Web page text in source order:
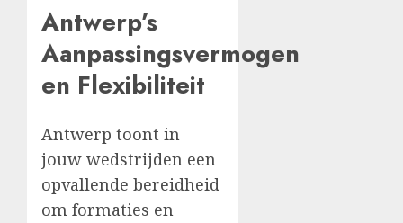
Antwerp’s
Aanpassingsvermogen
en Flexibiliteit
Antwerp toont in
jouw wedstrijden een
opvallende bereidheid
om formaties en